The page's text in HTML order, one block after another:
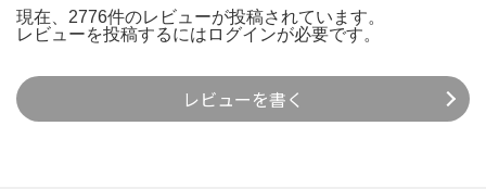
現在、2776件のレビューが投稿されています。
レビューを投稿するには ログインが必要です。
レビューを書く